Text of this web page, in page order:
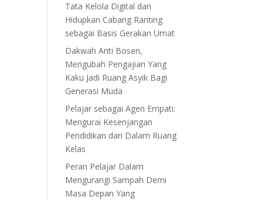
Tata Kelola Digital dan
Hidupkan Cabang Ranting
sebagai Basis Gerakan Umat
Dakwah Anti Bosen,
Mengubah Pengajian Yang
Kaku Jadi Ruang Asyik Bagi
Generasi Muda
Pelajar sebagai Agen Empati:
Mengurai Kesenjangan
Pendidikan dari Dalam Ruang
Kelas
Peran Pelajar Dalam
Mengurangi Sampah Demi
Masa Depan Yang